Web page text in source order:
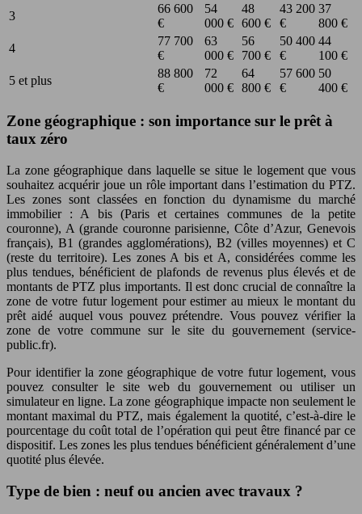
3
66 600
€
54
000 €
48
600 €
43 200
€
37
800 €
4
77 700
€
63
000 €
56
700 €
50 400
€
44
100 €
5 et plus
88 800
€
72
000 €
64
800 €
57 600
€
50
400 €
Zone géographique : son importance sur le prêt à
taux zéro
La zone géographique dans laquelle se situe le logement que vous
souhaitez acquérir joue un rôle important dans l’estimation du PTZ.
Les zones sont classées en fonction du dynamisme du marché
immobilier : A bis (Paris et certaines communes de la petite
couronne), A (grande couronne parisienne, Côte d’Azur, Genevois
français), B1 (grandes agglomérations), B2 (villes moyennes) et C
(reste du territoire). Les zones A bis et A, considérées comme les
plus tendues, bénéficient de plafonds de revenus plus élevés et de
montants de PTZ plus importants. Il est donc crucial de connaître la
zone de votre futur logement pour estimer au mieux le montant du
prêt aidé auquel vous pouvez prétendre. Vous pouvez vérifier la
zone de votre commune sur le site du gouvernement (service-
public.fr).
Pour identifier la zone géographique de votre futur logement, vous
pouvez consulter le site web du gouvernement ou utiliser un
simulateur en ligne. La zone géographique impacte non seulement le
montant maximal du PTZ, mais également la quotité, c’est-à-dire le
pourcentage du coût total de l’opération qui peut être financé par ce
dispositif. Les zones les plus tendues bénéficient généralement d’une
quotité plus élevée.
Type de bien : neuf ou ancien avec travaux ?